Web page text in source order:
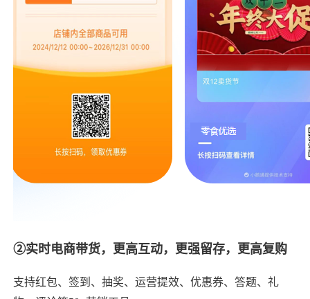
②实时电商带货，更高互动，更强留存，更高复购
支持红包、签到、抽奖、运营提效、优惠券、答题、礼